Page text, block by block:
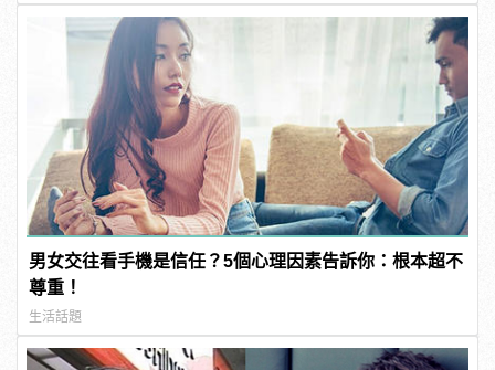
男女交往看手機是信任？5個心理因素告訴你：根本超不
尊重！
生活話題